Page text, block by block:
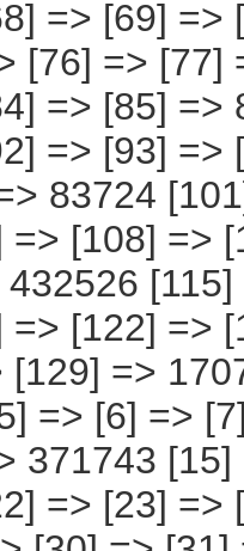
[6] => [7] => [8] => [9] => [10] => [11] => [12] => [13] => [14] => 371743 [15] => [16] => [17] => [18] => [19] => [20] => [21] => [22] => [23] => [24] => [25] => [26] => [27] => [28] => 113981 [29] => [30] => [31] => [32] => [33] => [34] => [35] => [36] => [37] => [38] => [39] => [40] => [41] => [42] => [43] => 87473 [44] => [45] => [46] => [47] => [48] => [49] => [50] => [51] => [52] => [53] => [54] => [55] => [56] => [57] => [58] => 22492 [59] => [60] => [61] => [62] => [63] => [64] => [65] => [66] => [67] =>